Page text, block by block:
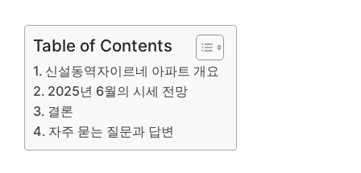
Table of Contents
신설동역자이르네 아파트 개요
2025년 6월의 시세 전망
결론
자주 묻는 질문과 답변